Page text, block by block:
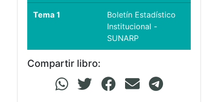
Tema 1
Boletín Estadístico
Institucional -
SUNARP
Compartir libro: